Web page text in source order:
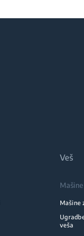
Veš
Mašine
veša